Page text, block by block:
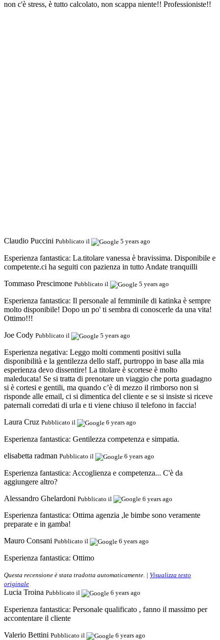
non c'è stress, è tutto calcolato, non scappa niente!! Professioniste!!
Claudio Puccini Pubblicato il 5 years ago
Esperienza fantastica: La.titolare vanessa è bravissima. Disponibile e
competente.ci ha seguiti con pazienza in tutto Andate tranquilli
Tommaso Prescimone Pubblicato il 5 years ago
Esperienza fantastica: Il personale al femminile di katinka è sempre
molto disponibile! Dopo un po' ti sembra di conoscerle da una vita!
Ottimo!!!
Joe Cody Pubblicato il 5 years ago
Esperienza negativa: Leggo molti commenti positivi sulla
disponibilità e la gentilezza dello staff, purtroppo in base alla mia
esperienza devo dissentire! La titolare è scortese è molto
maleducata! Se si tratta di prenotare un viaggio che porta guadagno
si è cortesi e gentili, ma quando c’è di mezzo il rimborso non si
risponde alle email, ci si dimentica del cliente e se si insiste si riceve
paternali corredati di urla e ti viene chiuso il telefono in faccia!
Laura Cruz Pubblicato il 6 years ago
Esperienza fantastica: Gentilezza competenza e simpatia.
elisabetta radman Pubblicato il 6 years ago
Esperienza fantastica: Accoglienza e competenza... C'è da
aggiungere altro?
Alessandro Ghelardoni Pubblicato il 6 years ago
Esperienza fantastica: Ottima agenzia ,le bimbe sono veramente
preparate e in gamba!
Mauro Consani Pubblicato il 6 years ago
Esperienza fantastica: Ottimo
Questa recensione è stata tradotta automaticamente. | Visualizza testo
originale
Lucia Troina Pubblicato il 6 years ago
Esperienza fantastica: Personale qualificato , fanno il massimo per
accontentare il cliente
Valerio Bettini Pubblicato il 6 years ago